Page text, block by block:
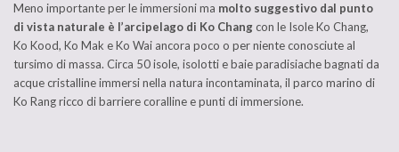
Meno importante per le immersioni ma molto suggestivo dal punto
di vista naturale è l’arcipelago di Ko Changcon le Isole Ko Chang,
Ko Kood, Ko Mak e Ko Wai ancora poco o per niente conosciute al
tursimo di massa. Circa 50 isole, isolotti e baie paradisiache bagnati da
acque cristalline immersi nella natura incontaminata, il parco marino di
Ko Rang ricco di barriere coralline e punti di immersione.